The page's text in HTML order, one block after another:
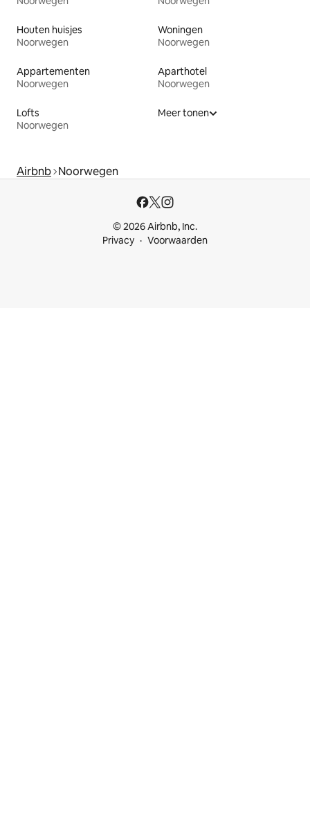
Houten huisjes
Noorwegen
Woningen
Noorwegen
Appartementen
Noorwegen
Aparthotel
Noorwegen
Lofts
Noorwegen
Meer tonen
Airbnb Noorwegen
© 2026 Airbnb, Inc.
Privacy
Voorwaarden